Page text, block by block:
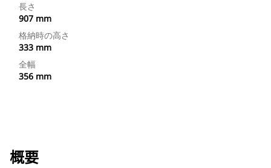
長さ
907 mm
格納時の高さ
333 mm
全幅
356 mm
概要